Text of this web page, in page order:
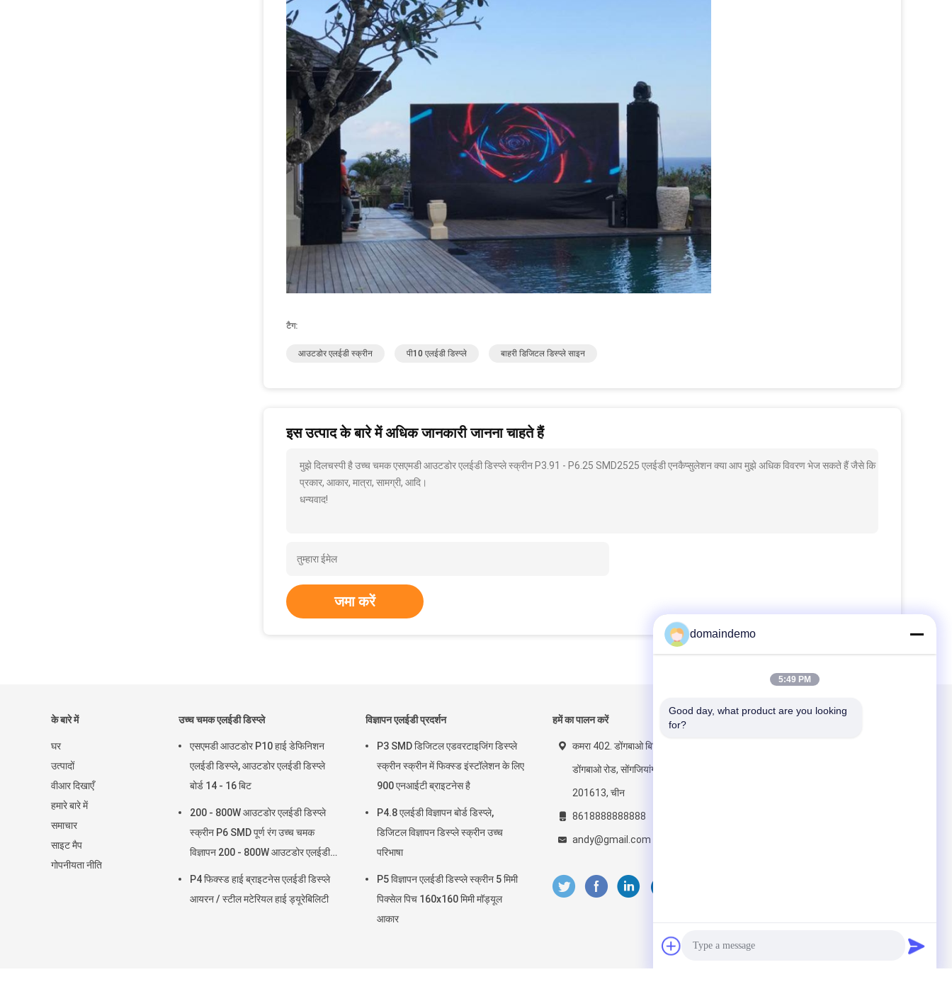
टैग:
आउटडोर एलईडी स्क्रीन पी10 एलईडी डिस्प्ले बाहरी डिजिटल डिस्प्ले साइन
इस उत्पाद के बारे में अधिक जानकारी जानना चाहते हैं
मुझे दिलचस्पी है उच्च चमक एसएमडी आउटडोर एलईडी डिस्प्ले स्क्रीन P3.91 - P6.25 SMD2525 एलईडी एनकैप्सुलेशन क्या आप मुझे अधिक विवरण भेज सकते हैं जैसे कि
प्रकार, आकार, मात्रा, सामग्री, आदि।
धन्यवाद!
जमा करें
के बारे में
घर
उत्पादों
वीआर दिखाएँ
हमारे बारे में
समाचार
साइट मैप
गोपनीयता नीति
उच्च चमक एलईडी डिस्प्ले
एसएमडी आउटडोर P10 हाई डेफिनिशन
एलईडी डिस्प्ले, आउटडोर एलईडी डिस्प्ले
बोर्ड 14 - 16 बिट
200 - 800W आउटडोर एलईडी डिस्प्ले
स्क्रीन P6 SMD पूर्ण रंग उच्च चमक
विज्ञापन 200 - 800W आउटडोर एलईडी
डिस्प्ले स्क्री
P4 फिक्स्ड हाई ब्राइटनेस एलईडी डिस्प्ले
आयरन / स्टील मटेरियल हाई ड्यूरेबिलिटी
विज्ञापन एलईडी प्रदर्शन
P3 SMD डिजिटल एडवरटाइजिंग डिस्प्ले
स्क्रीन स्क्रीन में फिक्स्ड इंस्टॉलेशन के लिए
900 एनआईटी ब्राइटनेस है
P4.8 एलईडी विज्ञापन बोर्ड डिस्प्ले,
डिजिटल विज्ञापन डिस्प्ले स्क्रीन उच्च
परिभाषा
P5 विज्ञापन एलईडी डिस्प्ले स्क्रीन 5 मिमी
पिक्सेल पिच 160x160 मिमी मॉड्यूल
आकार
हमें का पालन करें
कमरा 402. डोंगबाओ बिल्डिंग, नंबर 19
डोंगबाओ रोड, सोंगजियांग, शंघाई
201613, चीन
8618888888888
andy@gmail.com
हमें मेल करें
domaindemo
5:49 PM
Good day, what product are you looking
for?